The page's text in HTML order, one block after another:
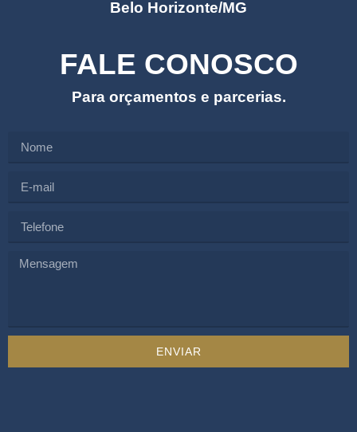
Belo Horizonte/MG
FALE CONOSCO
Para orçamentos e parcerias.
ENVIAR